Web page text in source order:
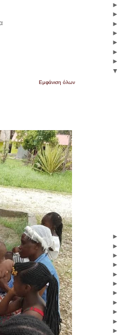
Εμφάνιση όλων
►
►
►
►
►
►
►
▼
►
►
►
►
►
►
►
►
►
►
►